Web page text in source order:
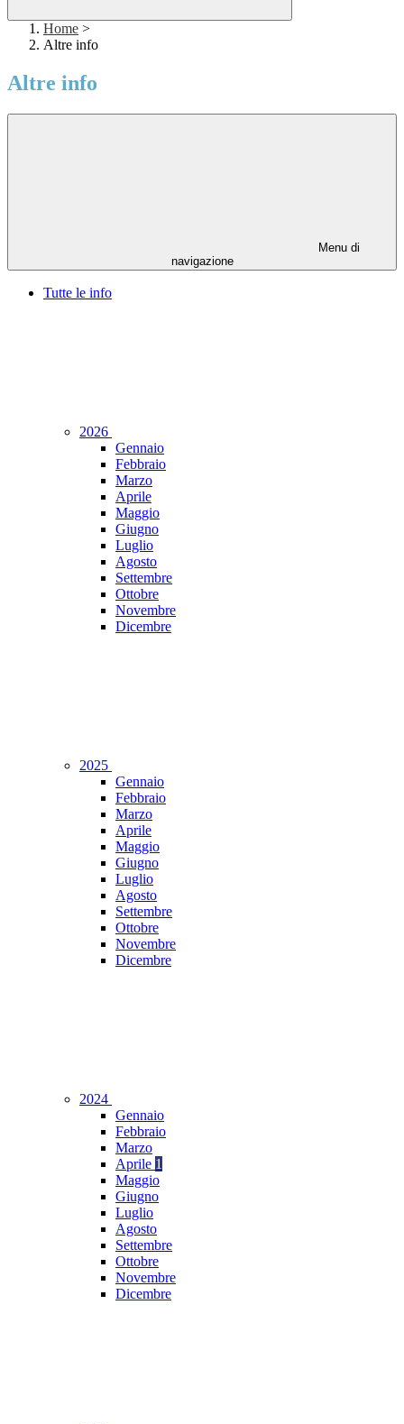
Home >
Altre info
Altre info
Menu di
navigazione
Tutte le info
2026
Gennaio
Febbraio
Marzo
Aprile
Maggio
Giugno
Luglio
Agosto
Settembre
Ottobre
Novembre
Dicembre
2025
Gennaio
Febbraio
Marzo
Aprile
Maggio
Giugno
Luglio
Agosto
Settembre
Ottobre
Novembre
Dicembre
2024
Gennaio
Febbraio
Marzo
Aprile 1
Maggio
Giugno
Luglio
Agosto
Settembre
Ottobre
Novembre
Dicembre